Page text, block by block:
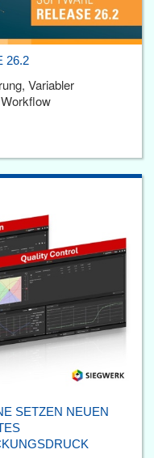
26.2
Variabler
SETZEN NEUEN
F